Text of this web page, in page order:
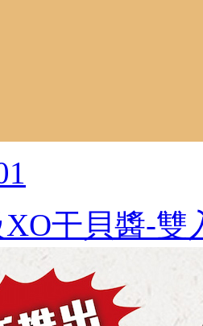
干貝醬-雙